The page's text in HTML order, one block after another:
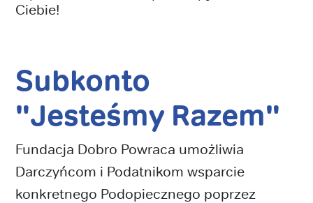
Ciebie!
Subkonto
"Jesteśmy Razem"
Fundacja Dobro Powraca umożliwia
Darczyńcom i Podatnikom wsparcie
konkretnego Podopiecznego poprzez